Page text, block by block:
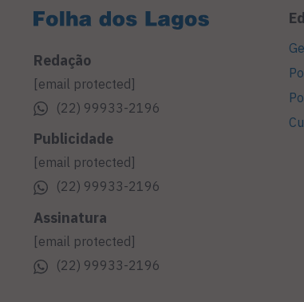
Redação
[email protected]
(22) 99933-2196
Publicidade
[email protected]
(22) 99933-2196
Assinatura
[email protected]
(22) 99933-2196